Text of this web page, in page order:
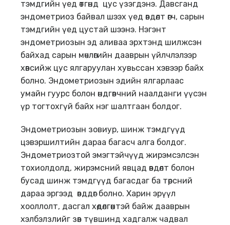
тэмдгийн үед өтгөнд цус үзэгдэнэ. Давсганд
эндометриоз байвал шээх үед өвдөлт өгч, сарын
тэмдгийн үед цустай шээнэ. Нэгэнт
эндометриозын эд аливаа эрхтэнд шилжсэн
байхад сарын мөчлөгийн дааврын үйлчлэлээр
хөвсийж цус ялгаруулан хувьссан хэвээр байх
болно. Эндометриозын эдийн ялгарлаас
умайн гуурс болон өндгөвчний наалданги үүсэн
үр тогтохгүй байх нэг шалтгаан болдог.
Эндометриозын зовиур, шинж тэмдгүүд
цэвэршилтийн дараа багасч алга болдог.
Эндометриозтой эмэгтэйчүүд жирэмсэлсэн
тохиолдолд, жирэмсний явцад өвдөлт болон
бусад шинж тэмдгүүд багасдаг ба төрсний
дараа эргээд өвддөг болно. Харин эрүүл
хооллолт, дасгал хөдөлгөөнтэй байж дааврын
хэлбэлзлийг зөв түвшинд хадгалж чадвал